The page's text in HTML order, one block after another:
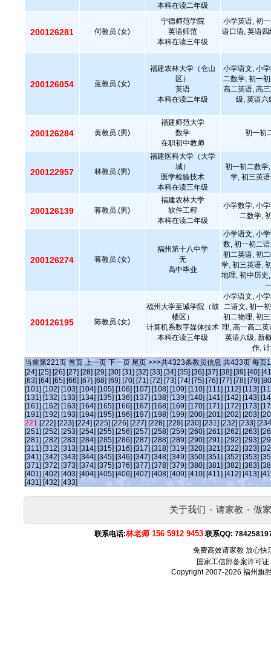
本科在读二年级
200126281 何教员.(女)
宁德师范学院
英语师范
本科在读三年级
小学英语, 初
语口语, 英语
200126054 蓝教员.(女)
福建农林大学（仓山
区）
英语
本科在读二年级
小学语文, 小
二数学, 初一
高二英语, 高
级, 英语六
200126284 黄教员.(男)
福建师范大学
数学
在职初中教师
初一初
200122957 林教员.(男)
福建医科大学（大学
城）
医学检验技术
本科在读三年级
初一初二数学
学, 初三英
200126139 蒋教员.(男)
福建农林大学
软件工程
本科在读二年级
小学数学, 小
二数学,
200126274 蒋教员.(女)
福州第十八中学
无
高中毕业
小学语文, 小
数, 初一初二
初二英语, 初
学, 初三英语,
地理, 初中历史
200126195 陈教员.(女)
福州大学至诚学院（鼓
楼区）
计算机系数字媒体技术
本科在读三年级
小学语文, 小
二语文, 初一
初二物理, 初
理, 高一高二
英语六级, 新
作,
当前第221页 首页 上一页 下一页 尾页 >>>共4323条教员信息 共433页 每页
[24] [25] [26] [27] [28] [29] [30] [31] [32] [33] [34] [35] [36] [37] [38] [39] [40]
[63] [64] [65] [66] [67] [68] [69] [70] [71] [72] [73] [74] [75] [76] [77] [78] [79]
[101] [102] [103] [104] [105] [106] [107] [108] [109] [110] [111] [112] [113]
[131] [132] [133] [134] [135] [136] [137] [138] [139] [140] [141] [142] [143]
[161] [162] [163] [164] [165] [166] [167] [168] [169] [170] [171] [172] [173]
[191] [192] [193] [194] [195] [196] [197] [198] [199] [200] [201] [202] [203]
221 [222] [223] [224] [225] [226] [227] [228] [229] [230] [231] [232] [233]
[251] [252] [253] [254] [255] [256] [257] [258] [259] [260] [261] [262] [263]
[281] [282] [283] [284] [285] [286] [287] [288] [289] [290] [291] [292] [293]
[311] [312] [313] [314] [315] [316] [317] [318] [319] [320] [321] [322] [323]
[341] [342] [343] [344] [345] [346] [347] [348] [349] [350] [351] [352] [353]
[371] [372] [373] [374] [375] [376] [377] [378] [379] [380] [381] [382] [383]
[401] [402] [403] [404] [405] [406] [407] [408] [409] [410] [411] [412] [413]
[431] [432] [433]
关于我们 - 请家教 - 做
联系电话:林老师 156 5912 9453 联系QQ:
免费高效请家教 放心快
国家工信部备案许可证
Copyright 2007-2026 福州旗